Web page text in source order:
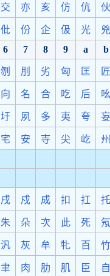
交 亦 亥 仿 伉 伙
仳 份 企 伋 光
兇
6 7 8 9 a
b
刎 刖 劣 匈 匡 匠
向 名 合 吃 后 吆
圩 夙 多 夷 夸 妄
宅 安 寺 尖 屹
州
戌 戍 成 扣 扛 托
朱 朵 次 此 死 氖
汎 灰 牟 牝 百 竹
聿 肉 肋 肌 臣 自